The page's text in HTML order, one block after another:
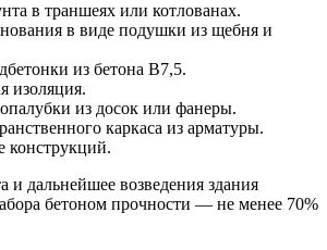
в траншеях или котлованах.
в виде подушки из щебня и
из бетона В7,5.
изоляция.
из досок или фанеры.
каркаса из арматуры.
конструкций.
и дальнейшее возведения здания
бетоном прочности — не менее 70%